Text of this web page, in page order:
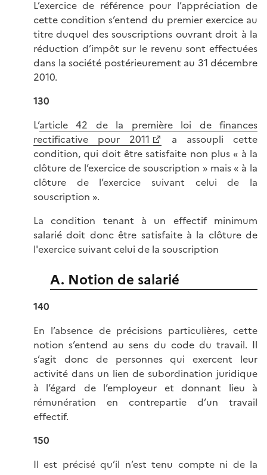
L’exercice de référence pour l’appréciation de
cette condition s’entend du premier exercice au
titre duquel des souscriptions ouvrant droit à la
réduction d’impôt sur le revenu sont effectuées
dans la société postérieurement au 31 décembre
2010.
130
L’article 42 de la première loi de finances
rectificative pour 2011
a assoupli cette
condition, qui doit être satisfaite non plus « à la
clôture de l’exercice de souscription » mais « à la
clôture de l’exercice suivant celui de la
souscription ».
La condition tenant à un effectif minimum
salarié doit donc être satisfaite à la clôture de
l'exercice suivant celui de la souscription
A. Notion de salarié
140
En l’absence de précisions particulières, cette
notion s’entend au sens du code du travail. Il
s’agit donc de personnes qui exercent leur
activité dans un lien de subordination juridique
à l’égard de l’employeur et donnant lieu à
rémunération en contrepartie d’un travail
effectif.
150
Il est précisé qu’il n’est tenu compte ni de la